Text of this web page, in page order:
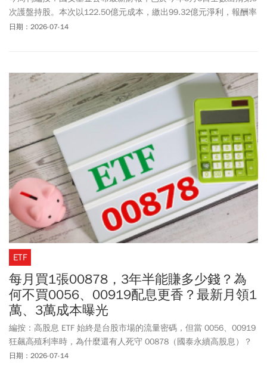
次護盤持股。本次以122.50億元成本，繳出99.32億元淨利，報酬率
約為81.08%，被股民讚神操作。國安基金表示，進場期間成功穩定
點、跌幅9.7%，創下史上最大單日跌點及跌幅，4月8日再跌772.4
點，市場投資信心明顯不足，因此決議進場安定市場。依據國安基
金公布明細，致勝關鍵在於「精準鎖定科技權值股」與傳產、金融
指標股，尤以台積電(2330)為穩定市場信心的指標，還包含聯發科
(2454)、台達電(2308)、鴻海(2317)、廣達(2382)、日月光投控
(3711)等半導體與AI伺服器供應鏈核心企業。金融權值股(穩盤中流
砥柱)則包含獲利穩健的公股與民營金控龍頭，如富邦金(2881)、國
泰金(2882)、兆豐金(2886)、中信金(2891)、元大金(2885)等，用以
撐盤並在退場期間貢獻穩定的股利收入；傳統產業龍頭挑選具備極
佳基本面的產業龍頭如台塑(1301)、台泥(1101)、中鋼(2002)等。
日期：2026-07-14
ETF
每月買1張00878，3年半能賺多少錢？為
何不買0056、00919配息更香？最新月領1
萬、3萬成本曝光
編按：高股息 ETF 始終是台股市場的流量密碼，但當 0056、00919
狂飆高殖利率時，為什麼還有人死守 00878（國泰永續高股息）？
投資達人「知美Jimmy」分享真實帳本，他從 2023 年起堅持「每月
日期：2026-07-14